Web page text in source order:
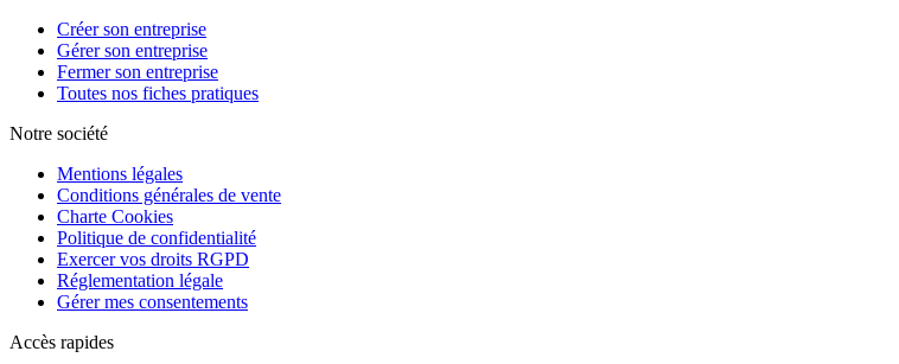
Créer son entreprise
Gérer son entreprise
Fermer son entreprise
Toutes nos fiches pratiques
Notre société
Mentions légales
Conditions générales de vente
Charte Cookies
Politique de confidentialité
Exercer vos droits RGPD
Réglementation légale
Gérer mes consentements
Accès rapides